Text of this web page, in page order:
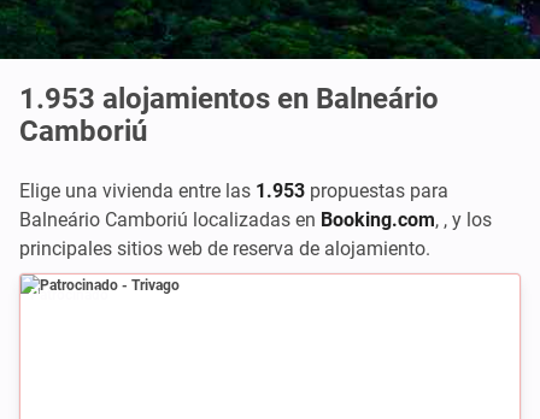
1.953 alojamientos en Balneário
Camboriú
Elige una vivienda entre las 1.953 propuestas para
Balneário Camboriú localizadas en Booking.com, , y los
principales sitios web de reserva de alojamiento.
Patrocinado